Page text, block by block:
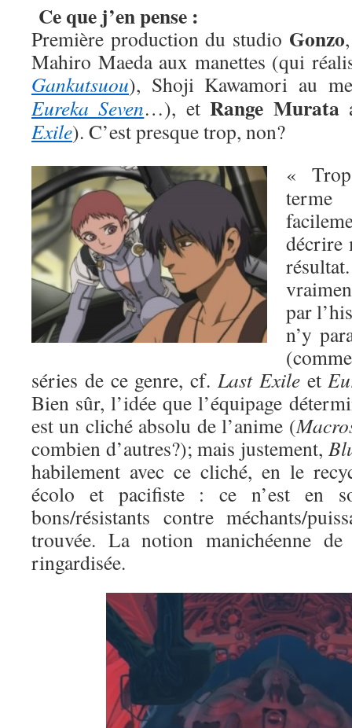
Ce que j’en pense :
Première production du studio Gonzo
Mahiro Maeda aux manettes (qui
Gankutsuou), Shoji Kawamori au
Eureka Seven…), etRange Murata
Exile). C’est presque trop, non?
«
décrire
par
n’y
séries de ce genre, cf. Last Exileet
Bien sûr, l’idée que l’équipage
est un cliché absolu de l’anime (
combien d’autres?); mais justement,
habilement avec ce cliché, en le
écolo et pacifiste : ce n’est en
bons/résistants contre méchants/
trouvée. La notion manichéenne
ringardisée.